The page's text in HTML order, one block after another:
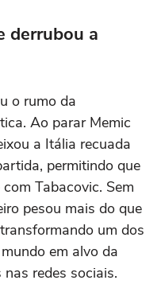
derrubou a
o rumo da
Ao parar Memic
a Itália recuada
permitindo que
Tabacovic. Sem
pesou mais do que
um dos
em alvo da
redes sociais.